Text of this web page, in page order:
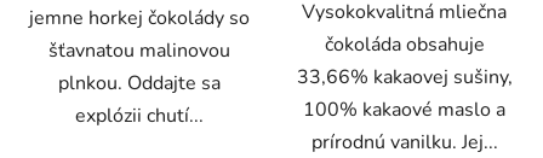
jemne horkej čokolády so
šťavnatou malinovou
plnkou. Oddajte sa
explózii chutí...
Vysokokvalitná mliečna
čokoláda obsahuje
33,66% kakaovej sušiny,
100% kakaové maslo a
prírodnú vanilku. Jej...